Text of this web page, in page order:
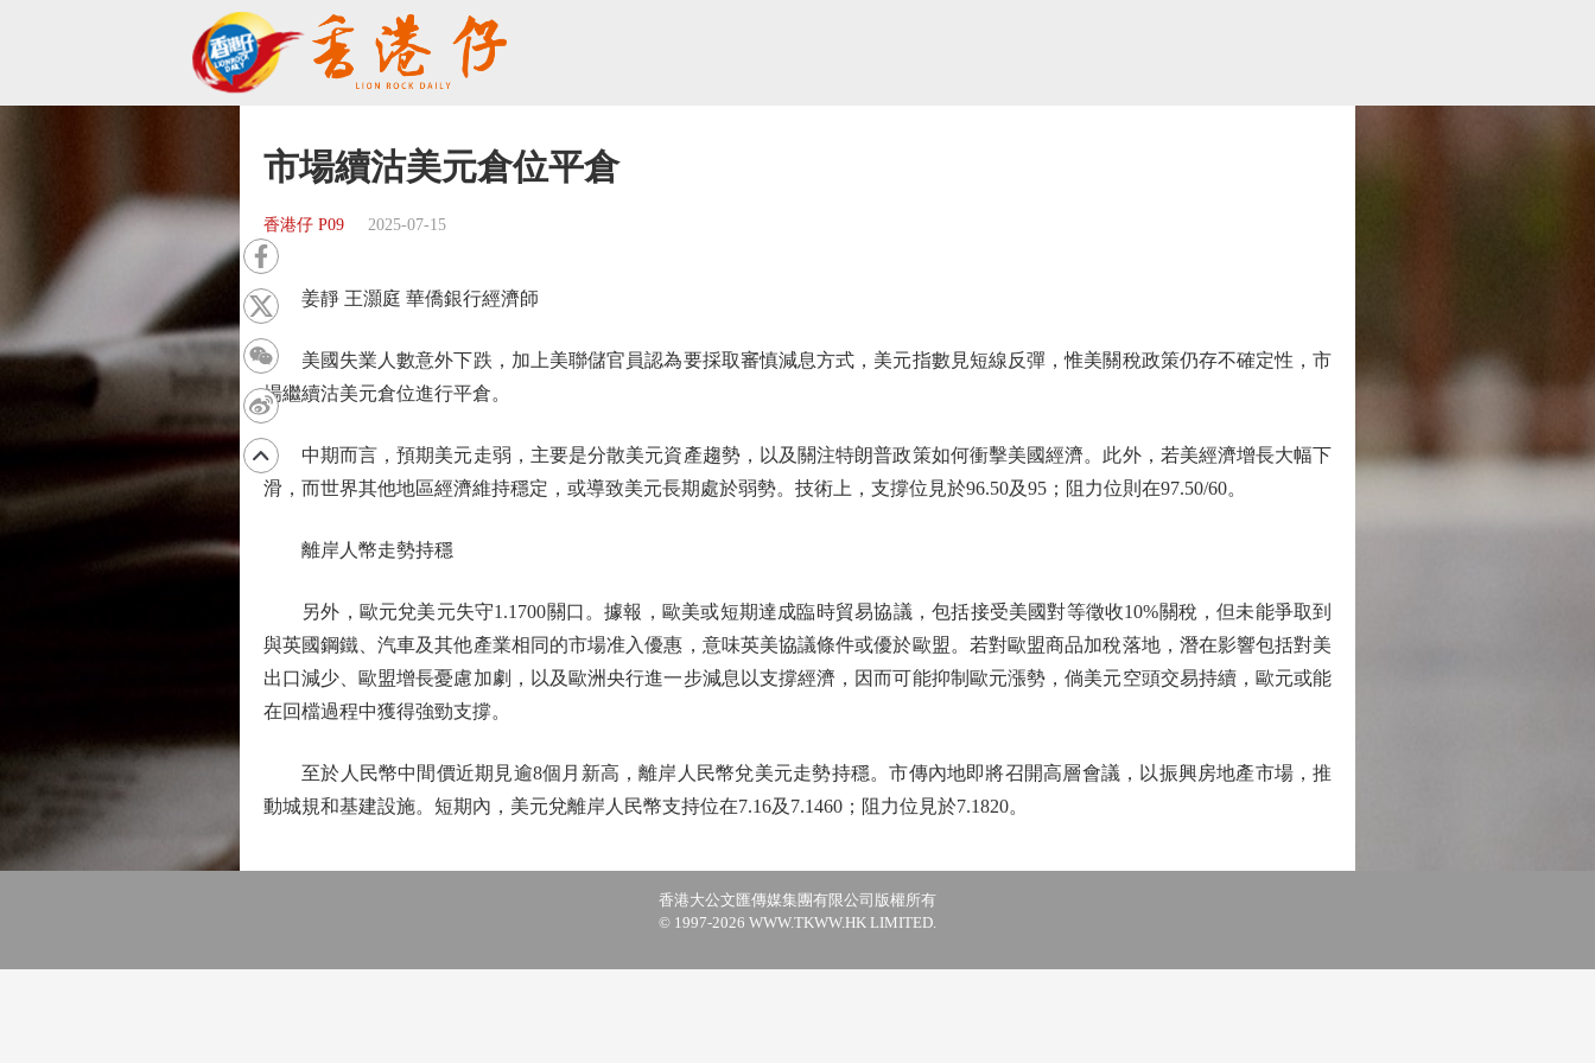
市場續沽美元倉位平倉
香港仔 P09 2025-07-15
姜靜 王灝庭 華僑銀行經濟師
美國失業人數意外下跌，加上美聯儲官員認為要採取審慎減息方式，美元指數見短線反彈，惟美關稅政策仍存不確定性，市
場繼續沽美元倉位進行平倉。
中期而言，預期美元走弱，主要是分散美元資產趨勢，以及關注特朗普政策如何衝擊美國經濟。此外，若美經濟增長大幅下
滑，而世界其他地區經濟維持穩定，或導致美元長期處於弱勢。技術上，支撐位見於96.50及95；阻力位則在97.50/60。
離岸人幣走勢持穩
另外，歐元兌美元失守1.1700關口。據報，歐美或短期達成臨時貿易協議，包括接受美國對等徵收10%關稅，但未能爭取到
與英國鋼鐵、汽車及其他產業相同的市場准入優惠，意味英美協議條件或優於歐盟。若對歐盟商品加稅落地，潛在影響包括對美
出口減少、歐盟增長憂慮加劇，以及歐洲央行進一步減息以支撐經濟，因而可能抑制歐元漲勢，倘美元空頭交易持續，歐元或能
在回檔過程中獲得強勁支撐。
至於人民幣中間價近期見逾8個月新高，離岸人民幣兌美元走勢持穩。市傳內地即將召開高層會議，以振興房地產市場，推
動城規和基建設施。短期內，美元兌離岸人民幣支持位在7.16及7.1460；阻力位見於7.1820。
香港大公文匯傳媒集團有限公司版權所有
© 1997-2026 WWW.TKWW.HK LIMITED.